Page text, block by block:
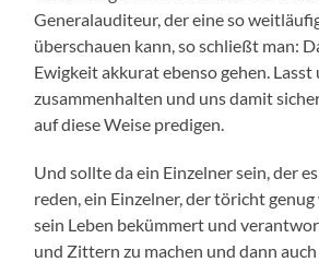
Generalauditeur, der eine so
überschauen kann, so schließt man:
Ewigkeit akkurat ebenso gehen.
zusammenhalten und uns damit
auf diese Weise predigen.
Und sollte da ein Einzelner sein, der
reden, ein Einzelner, der töricht
sein Leben bekümmert und
und Zittern zu machen und dann